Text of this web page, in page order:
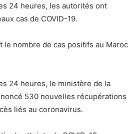
24 heures, les autorités ont
cas de COVID-19.
le nombre de cas positifs au Maroc
24 heures, le ministère de la
530 nouvelles récupérations
liés au coronavirus.